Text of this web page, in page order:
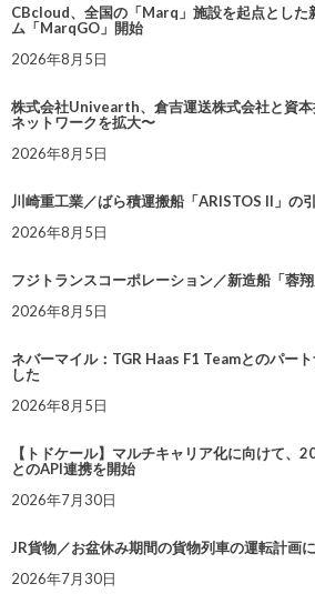
CBcloud、全国の「Marq」施設を起点とした
ム「MarqGO」開始
2026年8月5日
株式会社Univearth、倉吉運送株式会社と資
ネットワークを拡大〜
2026年8月5日
川崎重工業／ばら積運搬船「ARISTOS II」の
2026年8月5日
フジトランスコーポレーション／新造船「蓉
2026年8月5日
ネバーマイル：TGR Haas F1 Teamとのパー
した
2026年8月5日
【トドケール】マルチキャリア化に向けて、
とのAPI連携を開始
2026年7月30日
JR貨物／お盆休み期間の貨物列車の運転計画
2026年7月30日